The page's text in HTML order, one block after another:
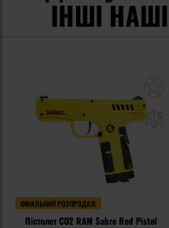
ІНШІ
ФІНАЛЬНИЙ РОЗПРОДАЖ
Пістолет CO2 RAM Sabre Red Pistol